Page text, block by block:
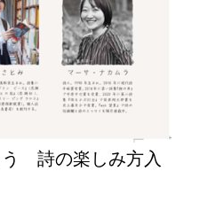
う 詩の楽しみ方入